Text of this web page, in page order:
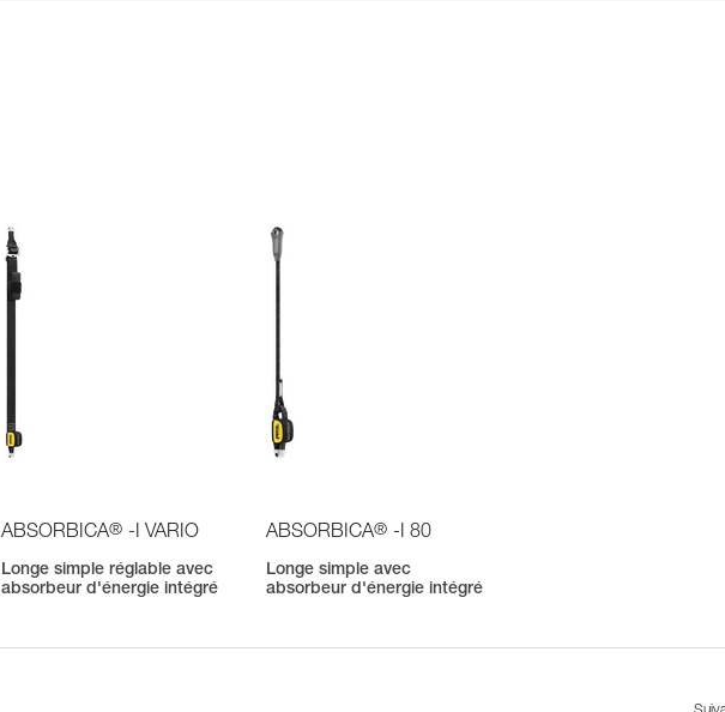
ABSORBICA® -I VARIO
Longe simple réglable avec
absorbeur d'énergie intégré
ABSORBICA® -I 80
Longe simple avec
absorbeur d'énergie intégré